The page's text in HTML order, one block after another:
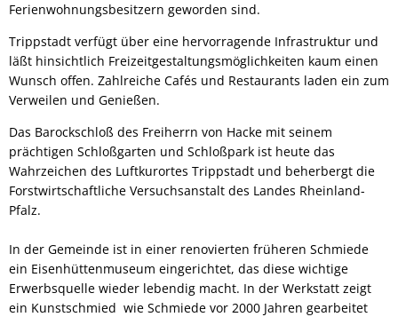
Ferienwohnungsbesitzern geworden sind.
Trippstadt verfügt über eine hervorragende Infrastruktur und
läßt hinsichtlich Freizeitgestaltungsmöglichkeiten kaum einen
Wunsch offen. Zahlreiche Cafés und Restaurants laden ein zum
Verweilen und Genießen.
Das Barockschloß des Freiherrn von Hacke mit seinem
prächtigen Schloßgarten und Schloßpark ist heute das
Wahrzeichen des Luftkurortes Trippstadt und beherbergt die
Forstwirtschaftliche Versuchsanstalt des Landes Rheinland-
Pfalz.
In der Gemeinde ist in einer renovierten früheren Schmiede
ein Eisenhüttenmuseum eingerichtet, das diese wichtige
Erwerbsquelle wieder lebendig macht. In der Werkstatt zeigt
ein Kunstschmied wie Schmiede vor 2000 Jahren gearbeitet